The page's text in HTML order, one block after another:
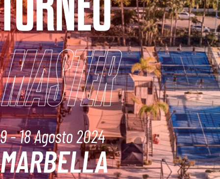
MULTIMEDIA
SCOREBOARD
STREAMING
Master
9 - 18 Agosto 2024
MARBELLA